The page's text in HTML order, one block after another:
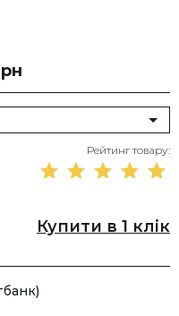
Рейтинг товару:
Купити в 1 клік